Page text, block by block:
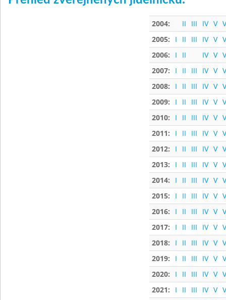
2004: II III IV V
2005:
I II III IV V
2006:
I II IV V
2007:
I II III IV V
2008:
I II III IV V
2009:
I II III IV V
2010:
I II III IV V
2011:
I II III IV V
2012:
I II III IV V
2013:
I II III IV V
2014:
I II III IV V
2015:
I II III IV V
2016:
I II III IV V
2017:
I II III IV V
2018:
I II III IV V
2019:
I II III IV V
2020:
I II III IV V
2021:
I II III IV V